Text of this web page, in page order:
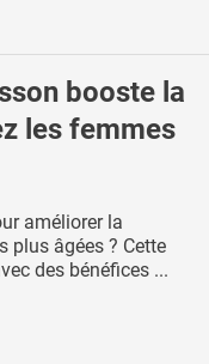
booste la
les femmes
améliorer la
plus âgées ? Cette
des bénéfices ...